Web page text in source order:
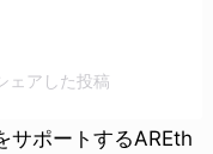
ェアした投稿
サポートするAREth